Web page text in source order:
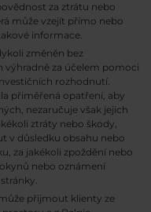
za ztrátu nebo
může vzejít přímo nebo
informace.
změněn bez
výhradně za účelem pomoci
rozhodnutí.
přiměřená opatření, aby
nezaručuje však jejich
ztráty nebo škody,
v důsledku obsahu nebo
za jakékoli zpoždění nebo
nebo oznámení
přijmout klienty ze